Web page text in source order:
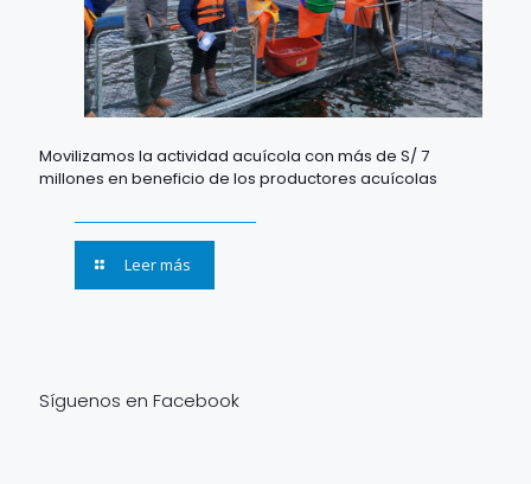
Movilizamos la actividad acuícola con más de S/ 7
millones en beneficio de los productores acuícolas
Leer más
Síguenos en Facebook